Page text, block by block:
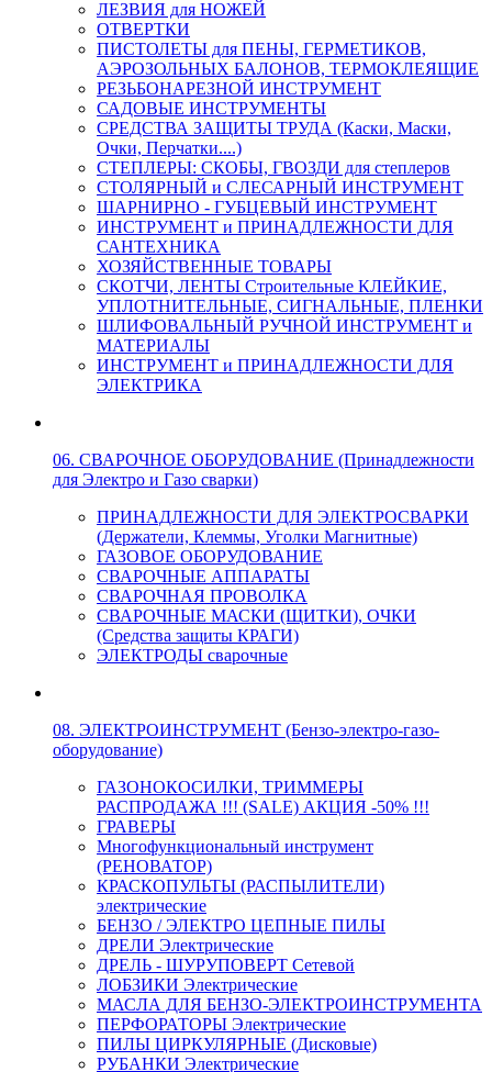
ЛЕЗВИЯ для НОЖЕЙ
ОТВЕРТКИ
ПИСТОЛЕТЫ для ПЕНЫ, ГЕРМЕТИКОВ,
АЭРОЗОЛЬНЫХ БАЛОНОВ, ТЕРМОКЛЕЯЩИЕ
РЕЗЬБОНАРЕЗНОЙ ИНСТРУМЕНТ
САДОВЫЕ ИНСТРУМЕНТЫ
СРЕДСТВА ЗАЩИТЫ ТРУДА (Каски, Маски,
Очки, Перчатки....)
СТЕПЛЕРЫ: СКОБЫ, ГВОЗДИ для степлеров
СТОЛЯРНЫЙ и СЛЕСАРНЫЙ ИНСТРУМЕНТ
ШАРНИРНО - ГУБЦЕВЫЙ ИНСТРУМЕНТ
ИНСТРУМЕНТ и ПРИНАДЛЕЖНОСТИ ДЛЯ
САНТЕХНИКА
ХОЗЯЙСТВЕННЫЕ ТОВАРЫ
СКОТЧИ, ЛЕНТЫ Строительные КЛЕЙКИЕ,
УПЛОТНИТЕЛЬНЫЕ, СИГНАЛЬНЫЕ, ПЛЕНКИ
ШЛИФОВАЛЬНЫЙ РУЧНОЙ ИНСТРУМЕНТ и
МАТЕРИАЛЫ
ИНСТРУМЕНТ и ПРИНАДЛЕЖНОСТИ ДЛЯ
ЭЛЕКТРИКА
06. СВАРОЧНОЕ ОБОРУДОВАНИЕ (Принадлежности
для Электро и Газо сварки)
ПРИНАДЛЕЖНОСТИ ДЛЯ ЭЛЕКТРОСВАРКИ
(Держатели, Клеммы, Уголки Магнитные)
ГАЗОВОЕ ОБОРУДОВАНИЕ
СВАРОЧНЫЕ АППАРАТЫ
СВАРОЧНАЯ ПРОВОЛКА
СВАРОЧНЫЕ МАСКИ (ЩИТКИ), ОЧКИ
(Средства защиты КРАГИ)
ЭЛЕКТРОДЫ сварочные
08. ЭЛЕКТРОИНСТРУМЕНТ (Бензо-электро-газо-
оборудование)
ГАЗОНОКОСИЛКИ, ТРИММЕРЫ
РАСПРОДАЖА !!! (SALE) АКЦИЯ -50% !!!
ГРАВЕРЫ
Многофункциональный инструмент
(РЕНОВАТОР)
КРАСКОПУЛЬТЫ (РАСПЫЛИТЕЛИ)
электрические
БЕНЗО / ЭЛЕКТРО ЦЕПНЫЕ ПИЛЫ
ДРЕЛИ Электрические
ДРЕЛЬ - ШУРУПОВЕРТ Сетевой
ЛОБЗИКИ Электрические
МАСЛА ДЛЯ БЕНЗО-ЭЛЕКТРОИНСТРУМЕНТА
ПЕРФОРАТОРЫ Электрические
ПИЛЫ ЦИРКУЛЯРНЫЕ (Дисковые)
РУБАНКИ Электрические